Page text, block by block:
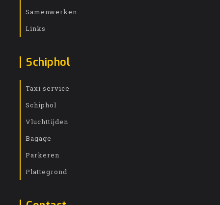
Samenwerken
Links
Schiphol
Taxi service
Schiphol
Vluchttijden
Bagage
Parkeren
Plattegrond